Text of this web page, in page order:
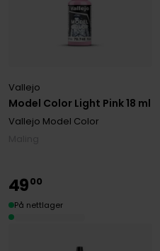
Model Color Light Pink 18 ml
Vallejo
Vallejo Model Color
4900
På nettlager